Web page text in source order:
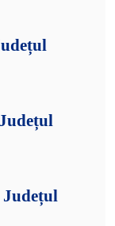
Județul